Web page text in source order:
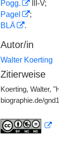
Pogg.
III-V;
Pagel
;
BLÄ
.
Autor/in
Walter Koerting
Zitierweise
Koerting, Walter,
biographie.de/